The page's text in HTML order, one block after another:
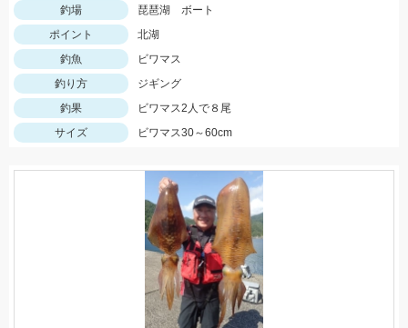
釣場
琵琶湖 ボート
ポイント
北湖
釣魚
ビワマス
釣り方
ジギング
釣果
ビワマス2人で８尾
サイズ
ビワマス30～60cm